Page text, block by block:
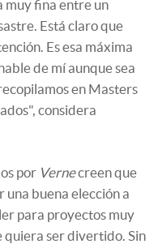
muy fina entre un
Está claro que
Es esa máxima
de mí aunque sea
en Masters
considera
por Vernecreen que
una buena elección a
para proyectos muy
quiera ser divertido. Sin